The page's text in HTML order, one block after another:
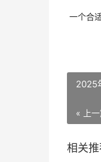
一个合
2025
« 上
相关推